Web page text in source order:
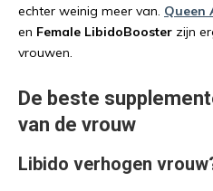
echter weinig meer van. Queen
en Female LibidoBooster zijn
vrouwen.
De beste
van de vrouw
Libido verhogen